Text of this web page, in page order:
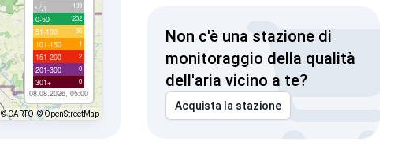
с/д 109
0-50 202
51-100 36
101-150 1
151-200 2
201-300 0
301+ 0
08.08.2026, 05:00
© CARTO © OpenStreetMap
Non c'è una stazione di
monitoraggio della qualità
dell'aria vicino a te?
Acquista la stazione